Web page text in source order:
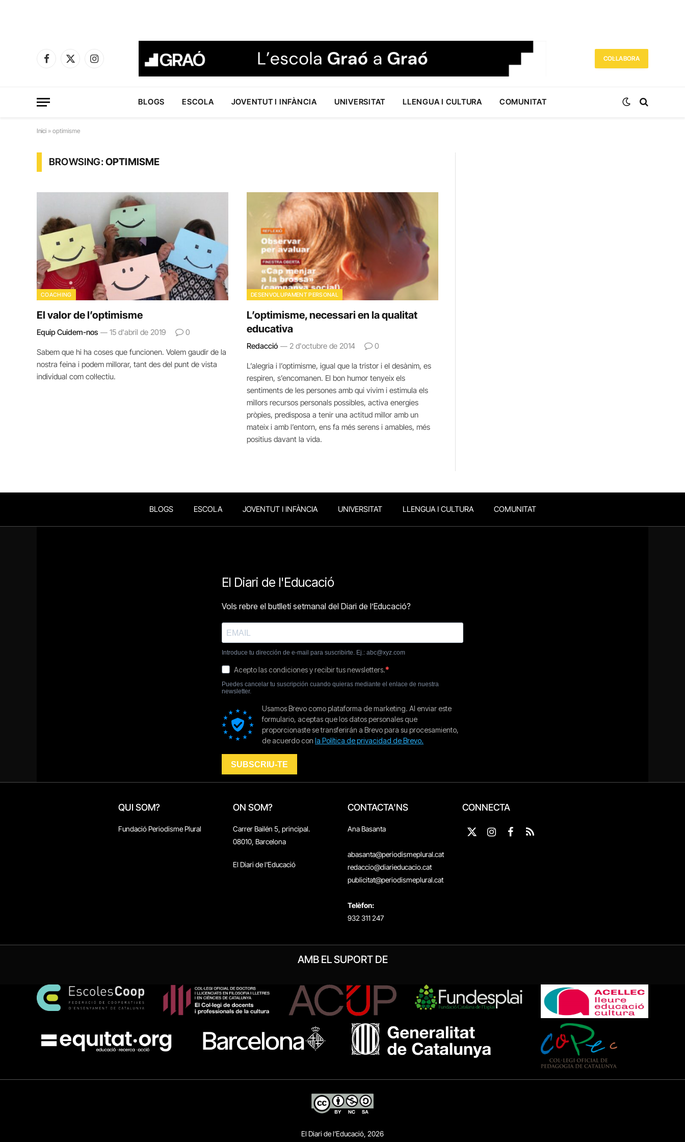
Facebook
X
Instagram
COL·LABORA
BLOGS ESCOLA JOVENTUT I INFÀNCIA UNIVERSITAT LLENGUA I CULTURA COMUNITAT
Inici » optimisme
BROWSING:OPTIMISME
COACHING
El valor de l’optimisme
Equip Cuidem-nos 15 d'abril de 2019 0
Sabem que hi ha coses que funcionen. Volem gaudir de la
nostra feina i podem millorar, tant des del punt de vista
individual com col·lectiu.
DESENVOLUPAMENT PERSONAL
L’optimisme, necessari en la qualitat
educativa
Redacció 2 d'octubre de 2014 0
L’alegria i l’optimisme, igual que la tristor i el desànim, es
respiren, s’encomanen. El bon humor tenyeix els
sentiments de les persones amb qui vivim i estimula els
millors recursos personals possibles, activa energies
pròpies, predisposa a tenir una actitud millor amb un
mateix i amb l’entorn, ens fa més serens i amables, més
positius davant la vida.
BLOGS ESCOLA JOVENTUT I INFÀNCIA UNIVERSITAT LLENGUA I CULTURA COMUNITAT
QUI SOM?
Fundació Periodisme Plural
ON SOM?
Carrer Bailén 5, principal.
08010, Barcelona
El Diari de l'Educació
CONTACTA'NS
Ana Basanta
abasanta@periodismeplural.cat
redaccio@diarieducacio.cat
publicitat@periodismeplural.cat
Telèfon:
932 311 247
CONNECTA
X
InstagramFacebook
RSS
AMB EL SUPORT DE
El Diari de l’Educació, 2026